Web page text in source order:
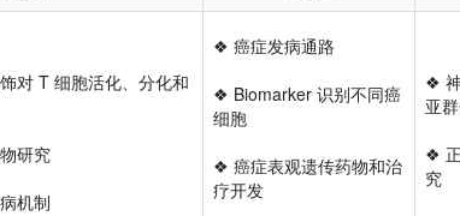
对 T 细胞活化、分化和
研究
机制
❖ 癌症发病通路
❖ Biomarker 识别不同癌
细胞
❖ 癌症表观遗传药物和治
疗开发
❖
亚
❖
究